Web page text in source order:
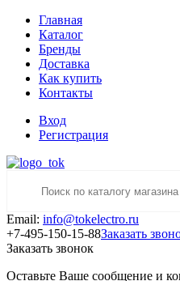
Главная
Каталог
Бренды
Доставка
Как купить
Контакты
Вход
Регистрация
Email: info@tokelectro.ru
+7-495-150-15-88Заказать
Заказать звонок
Оставьте Ваше сообщение и